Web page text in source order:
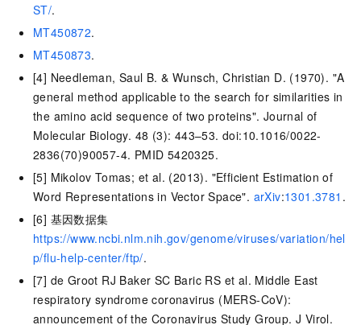
ST/.
MT450872.
MT450873.
[4] Needleman, Saul B. & Wunsch, Christian D. (1970). "A
general method applicable to the search for similarities in
the amino acid sequence of two proteins". Journal of
Molecular Biology. 48 (3): 443–53. doi:10.1016/0022-
2836(70)90057-4. PMID 5420325.
[5] Mikolov Tomas; et al. (2013). "Efficient Estimation of
Word Representations in Vector Space". arXiv:1301.3781 .
[6] 基因数据集
https://www.ncbi.nlm.nih.gov/genome/viruses/variation/hel
p/flu-help-center/ftp/.
[7] de Groot RJ Baker SC Baric RS et al. Middle East
respiratory syndrome coronavirus (MERS-CoV):
announcement of the Coronavirus Study Group. J Virol.